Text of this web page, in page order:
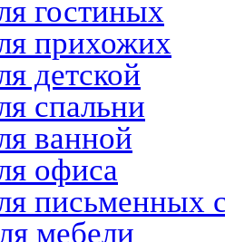
гостиных
прихожих
детской
спальни
ванной
офиса
письменных
мебели